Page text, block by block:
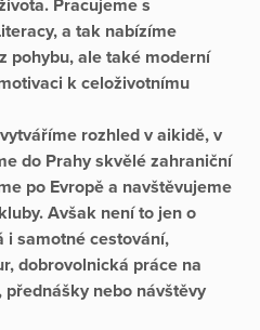
Pracujeme s
a tak nabízíme
pohybu, ale také moderní
k celoživotnímu
rozhled v aikidě, v
do Prahy skvělé zahraniční
po Evropě a navštěvujeme
Avšak není to jen o
i samotné cestování,
dobrovolnická práce na
nebo návštěvy